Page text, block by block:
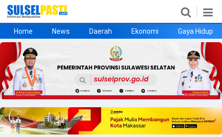
Home
News
Daerah
Ekonomi
Gaya Hidup
Kesehatan
Metro
Nasional
Hukrim
Olahraga
Politik
UMKM
Opini
Home News Daerah Ekonomi Gaya Hidup